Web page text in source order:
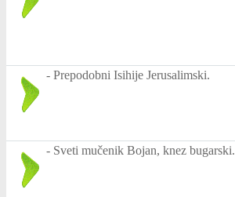
- Prepodobni Isihije Jerusalimski.
- Sveti mučenik Bojan, knez bugarski.